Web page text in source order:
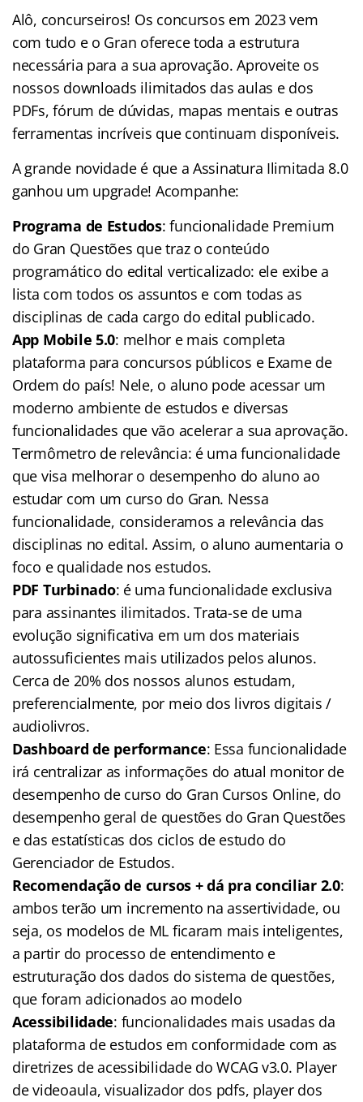
Alô, concurseiros! Os concursos em 2023 vem
com tudo e o Gran oferece toda a estrutura
necessária para a sua aprovação. Aproveite os
nossos downloads ilimitados das aulas e dos
PDFs, fórum de dúvidas, mapas mentais e outras
ferramentas incríveis que continuam disponíveis.
A grande novidade é que a Assinatura Ilimitada 8.0
ganhou um upgrade! Acompanhe:
Programa de Estudos: funcionalidade Premium
do Gran Questões que traz o conteúdo
programático do edital verticalizado: ele exibe a
lista com todos os assuntos e com todas as
disciplinas de cada cargo do edital publicado.
App Mobile 5.0: melhor e mais completa
plataforma para concursos públicos e Exame de
Ordem do país! Nele, o aluno pode acessar um
moderno ambiente de estudos e diversas
funcionalidades que vão acelerar a sua aprovação.
Termômetro de relevância: é uma funcionalidade
que visa melhorar o desempenho do aluno ao
estudar com um curso do Gran. Nessa
funcionalidade, consideramos a relevância das
disciplinas no edital. Assim, o aluno aumentaria o
foco e qualidade nos estudos.
PDF Turbinado: é uma funcionalidade exclusiva
para assinantes ilimitados. Trata-se de uma
evolução significativa em um dos materiais
autossuficientes mais utilizados pelos alunos.
Cerca de 20% dos nossos alunos estudam,
preferencialmente, por meio dos livros digitais /
audiolivros.
Dashboard de performance: Essa funcionalidade
irá centralizar as informações do atual monitor de
desempenho de curso do Gran Cursos Online, do
desempenho geral de questões do Gran Questões
e das estatísticas dos ciclos de estudo do
Gerenciador de Estudos.
Recomendação de cursos + dá pra conciliar 2.0:
ambos terão um incremento na assertividade, ou
seja, os modelos de ML ficaram mais inteligentes,
a partir do processo de entendimento e
estruturação dos dados do sistema de questões,
que foram adicionados ao modelo
Acessibilidade: funcionalidades mais usadas da
plataforma de estudos em conformidade com as
diretrizes de acessibilidade do WCAG v3.0. Player
de videoaula, visualizador dos pdfs, player dos